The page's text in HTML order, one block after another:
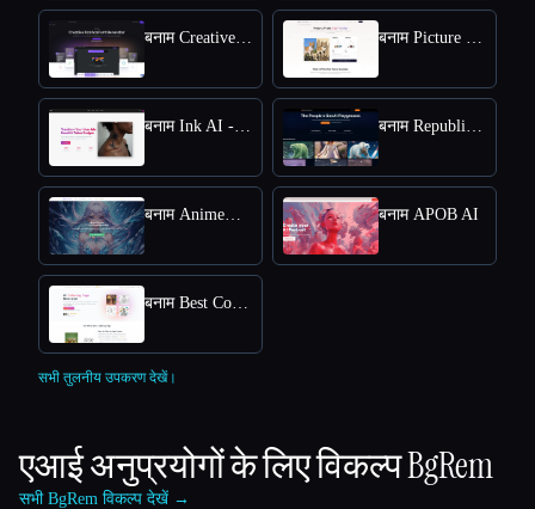
बनाम APOB AI
सभी तुलनीय उपकरण देखें।
एआई अनुप्रयोगों के लिए विकल्पBgRem
सभी BgRem विकल्प देखें →